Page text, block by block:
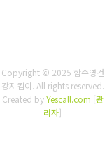
Copyright © 2025 함수영건
강지킴이. All rights reserved.
Created byYescall.com [관
리자]